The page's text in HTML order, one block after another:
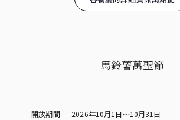
馬鈴薯萬聖節
開放期間 2026年10月1日～10月31日